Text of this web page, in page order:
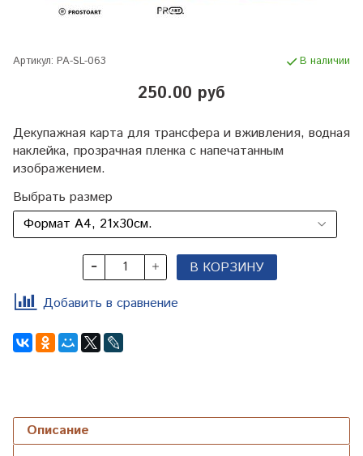
Артикул: PA-SL-063 В наличии
250.00 руб
Декупажная карта для трансфера и вживления, водная
наклейка, прозрачная пленка с напечатанным
изображением.
Выбрать размер
В КОРЗИНУ
Добавить в сравнение
Описание